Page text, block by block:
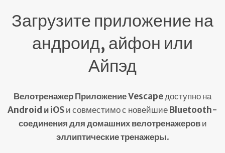
Загрузите приложение на
андроид, айфон или
Айпэд
Велотренажер Приложение Vescapeдоступно на
Android и iOSи совместимо с новейшиеBluetooth-
соединения для домашних велотренажерови
эллиптические тренажеры.